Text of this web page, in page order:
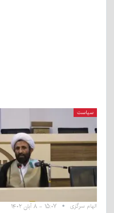
سیاست
الهام سرگزی ۱۵:۰۷ - ۸ آبان ۱۴۰۲